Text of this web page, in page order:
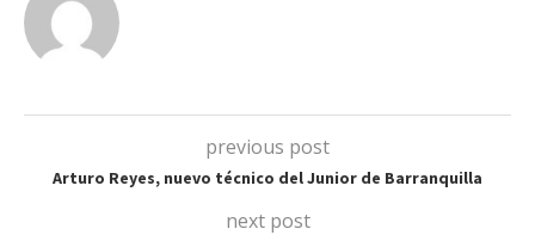
previous post
Arturo Reyes, nuevo técnico del Junior de Barranquilla
next post